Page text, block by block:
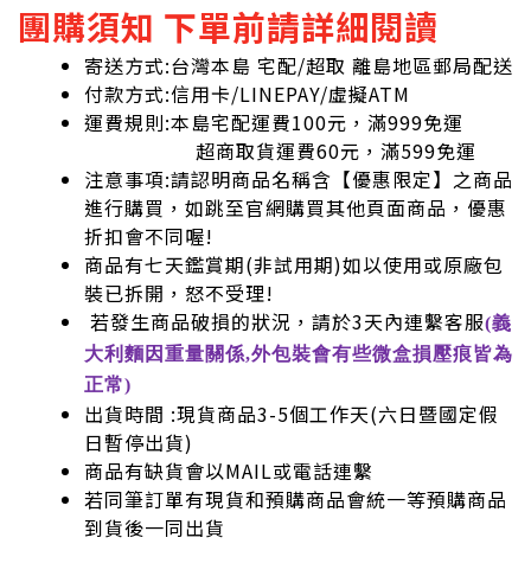
團購須知 下單前請詳細閱讀
寄送方式:台灣本島 宅配/超取 離島地區郵局配送
付款方式:信用卡/LINEPAY/虛擬ATM
運費規則:本島宅配運費100元，滿999免運
超商取貨運費60元，滿599免運
注意事項:請認明商品名稱含【優惠限定】之商品
進行購買，如跳至官網購買其他頁面商品，優惠
折扣會不同喔!
商品有七天鑑賞期(非試用期)如以使用或原廠包
裝已拆開，怒不受理!
若發生商品破損的狀況，請於3天內連繫客服(義
大利麵因重量關係,外包裝會有些微盒損壓痕皆為
正常)
出貨時間 :現貨商品3-5個工作天(六日暨國定假
日暫停出貨)
商品有缺貨會以MAIL或電話連繫
若同筆訂單有現貨和預購商品會統一等預購商品
到貨後一同出貨